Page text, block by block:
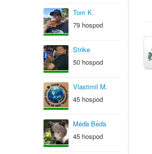
Tom K.
79 hospod
Strike
50 hospod
Vlastimil M.
45 hospod
Méďa Béďa
45 hospod